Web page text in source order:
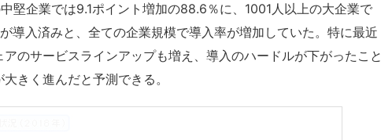
堅企業では9.1ポイント増加の88.6％に、1001人以上の大企業で
導入済みと、全ての企業規模で導入率が増加していた。特に最近
のサービスラインアップも増え、導入のハードルが下がったこと
きく進んだと予測できる。